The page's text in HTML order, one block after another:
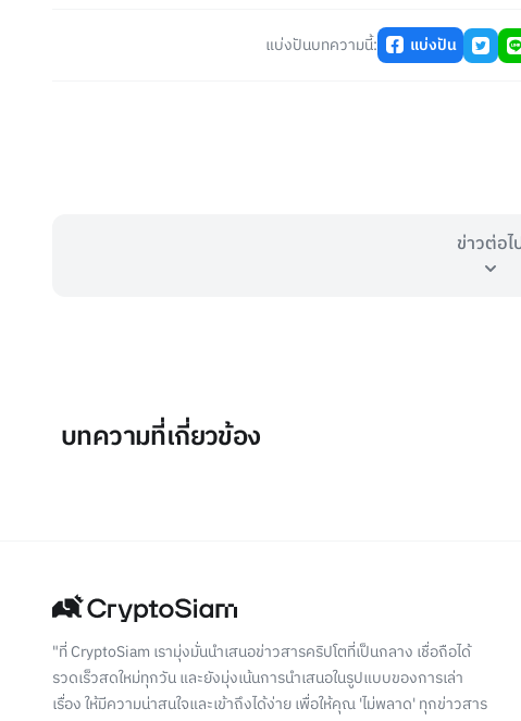
แบ่งปันบทความนี้: แบ่งปัน
ข่าวต่อไ
บทความที่เกี่ยวข้อง
"ที่ CryptoSiam เรามุ่งมั่นนำเสนอข่าวสารคริปโตที่เป็นกลาง เชื่อถือได้
รวดเร็วสดใหม่ทุกวัน และยังมุ่งเน้นการนำเสนอในรูปแบบของการเล่า
เรื่อง ให้มีความน่าสนใจและเข้าถึงได้ง่าย เพื่อให้คุณ 'ไม่พลาด' ทุกข่าวสาร